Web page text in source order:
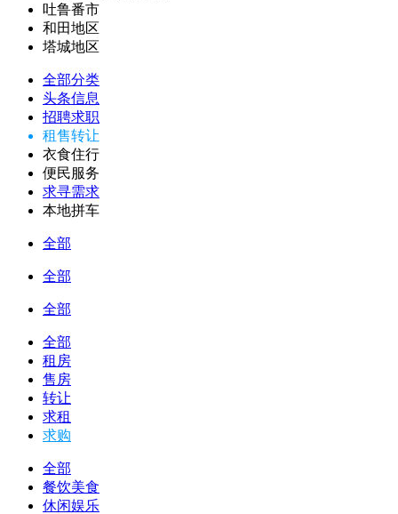
吐鲁番市
和田地区
塔城地区
全部分类
头条信息
招聘求职
租售转让
衣食住行
便民服务
求寻需求
本地拼车
全部
全部
全部
全部
租房
售房
转让
求租
求购
全部
餐饮美食
休闲娱乐